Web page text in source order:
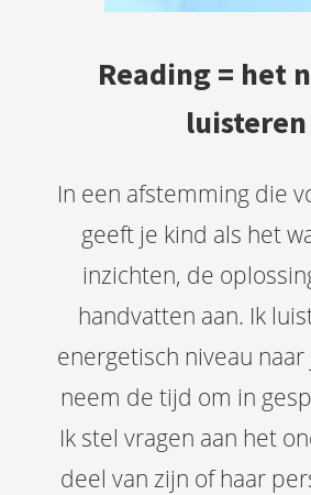
Reading = het
luisteren
In een afstemming die
geeft je kind als het
inzichten, de
handvatten aan. Ik
energetisch niveau
neem de tijd om in
Ik stel vragen aan het
deel van zijn of haar